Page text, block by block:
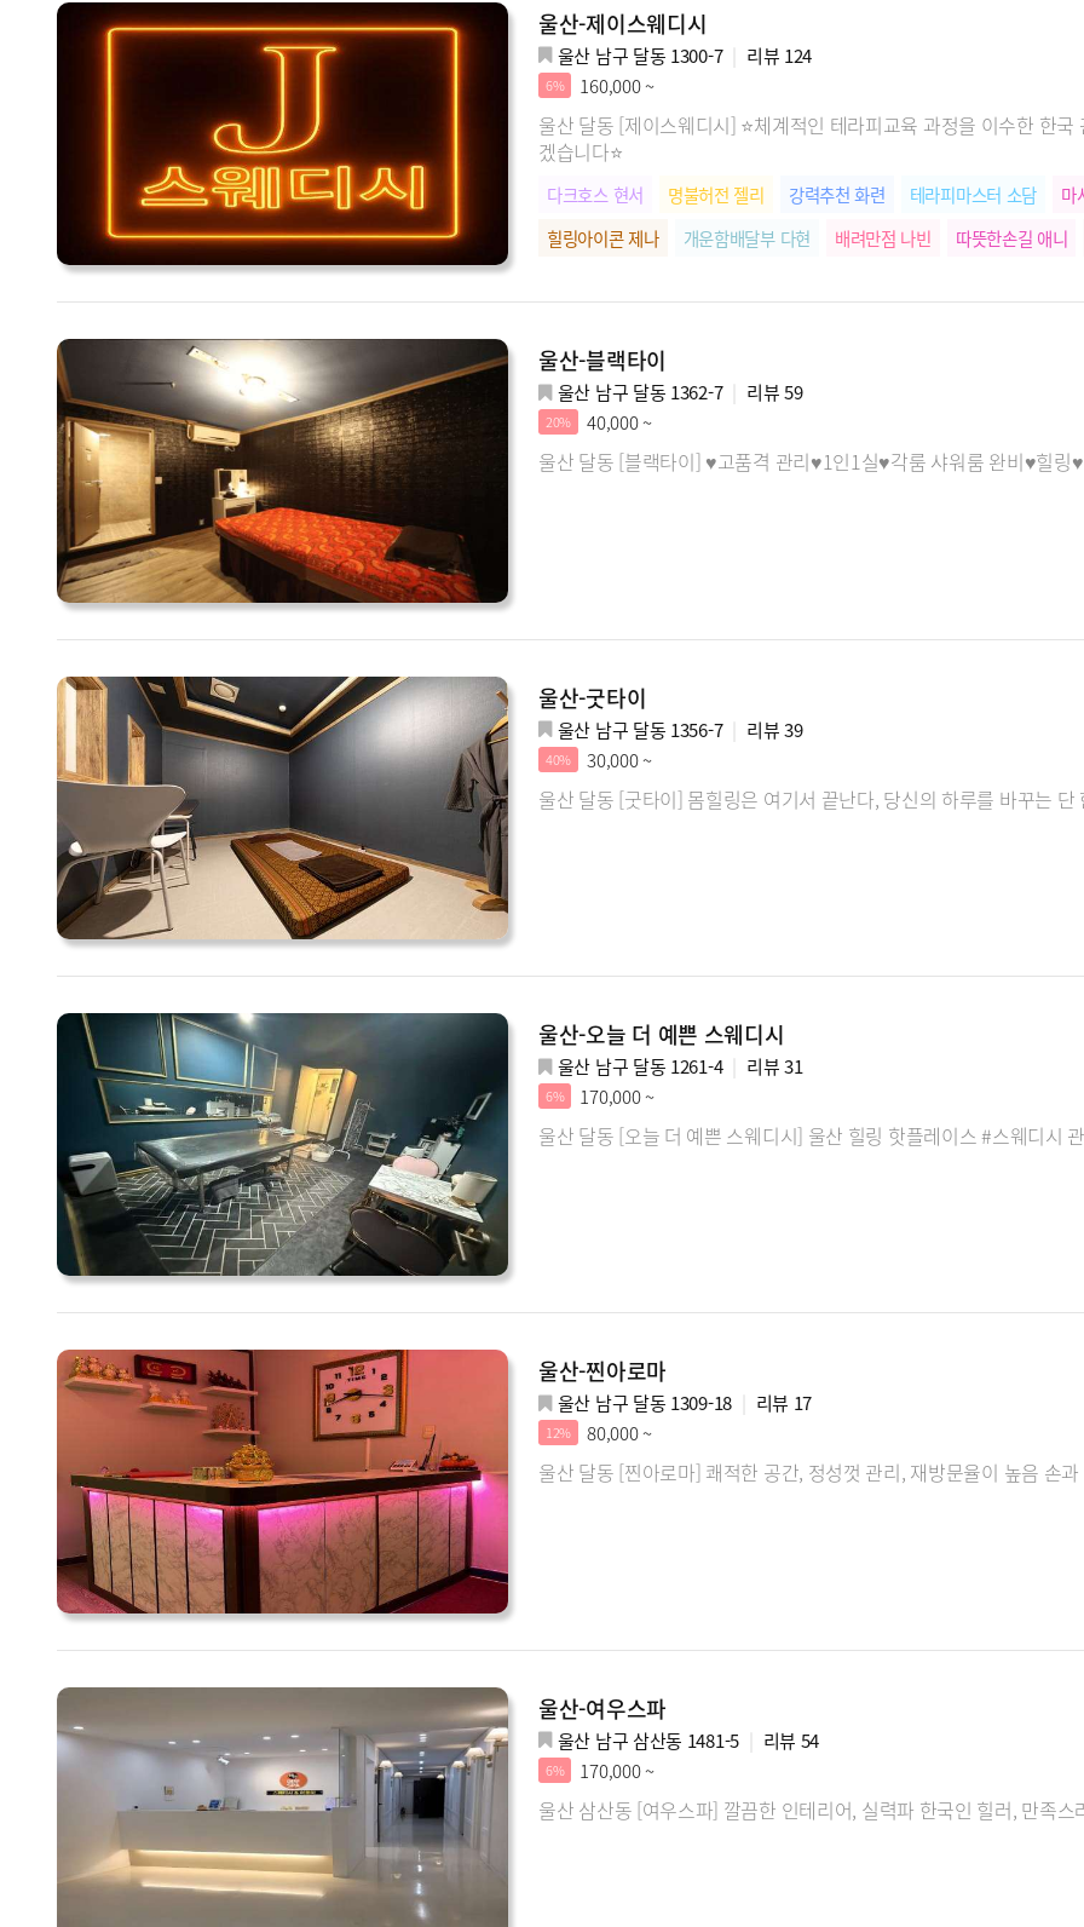
울산-제이스웨디시
울산 남구 달동 1300-7 리뷰 124
6% 160,000 ~
울산 달동 [제이스웨디시] ⭐️체계적인 테라피교육 과정을 이수한 한
겠습니다⭐️
다크호스 현서 명불허전 젤리 강력추천 화련 테라피마스터 소담 마
힐링아이콘 제나
개운함배달부 다현 배려만점 나빈 따뜻한손길 애니
울산-블랙타이
울산 남구 달동 1362-7 리뷰59
20% 40,000 ~
울산 달동 [블랙타이] ♥고품격 관리♥1인1실♥각룸 샤워룸 완비♥힐링♥
울산-굿타이
울산 남구 달동 1356-7 리뷰39
40% 30,000 ~
울산 달동 [굿타이] 몸힐링은 여기서 끝난다, 당신의 하루를 바꾸는 단
울산-오늘 더 예쁜 스웨디시
울산 남구 달동 1261-4 리뷰31
6% 170,000 ~
울산 달동 [오늘 더 예쁜 스웨디시] 울산 힐링 핫플레이스 #스웨디시
울산-찐아로마
울산 남구 달동 1309-18 리뷰 17
12% 80,000 ~
울산 달동 [찐아로마] 쾌적한 공간, 정성껏 관리, 재방문율이 높음 손
울산-여우스파
울산 남구 삼산동 1481-5 리뷰 54
6% 170,000 ~
울산 삼산동 [여우스파] 깔끔한 인테리어, 실력파 한국인 힐러, 만족스